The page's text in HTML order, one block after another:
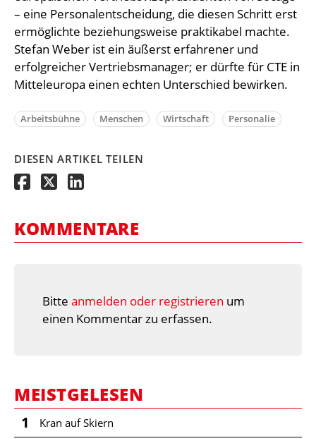
– eine Personalentscheidung, die diesen Schritt erst
ermöglichte beziehungsweise praktikabel machte.
Stefan Weber ist ein äußerst erfahrener und
erfolgreicher Vertriebsmanager; er dürfte für CTE in
Mitteleuropa einen echten Unterschied bewirken.
Arbeitsbühne Menschen Wirtschaft Personalie
DIESEN ARTIKEL TEILEN
KOMMENTARE
Bitte anmelden oder registrieren um
einen Kommentar zu erfassen.
MEISTGELESEN
1 Kran auf Skiern